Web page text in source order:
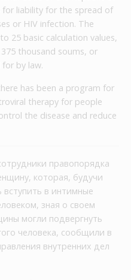
for liability for the spread of
or HIV infection. The
25 basic calculation values,
thousand soums, or
by law.
has been a program for
therapy for people
the disease and reduce
правопорядка
которая, будучи
в интимные
зная о своем
могли подвергнуть
человека, сообщили в
внутренних дел